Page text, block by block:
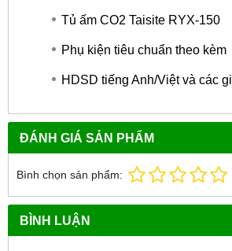
Tủ ấm CO2 Taisite RYX-150
Phụ kiện tiêu chuẩn theo kèm
HDSD tiếng Anh/Việt và các
ĐÁNH GIÁ SẢN PHẨM
Bình chọn sản phẩm:
BÌNH LUẬN